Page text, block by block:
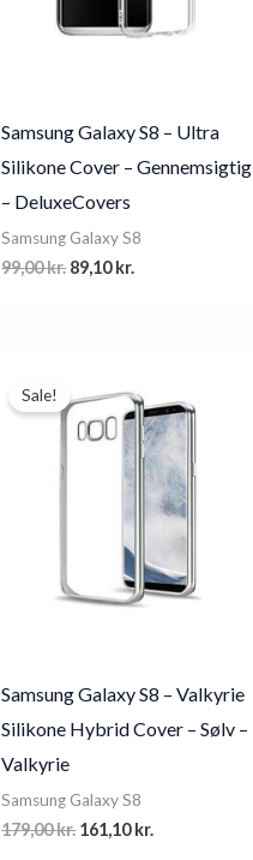
Samsung Galaxy S8 – Ultra
Silikone Cover – Gennemsigtig
– DeluxeCovers
Samsung Galaxy S8
99,00kr. Original
89,10kr.
Sale!
Samsung Galaxy S8 – Valkyrie
Silikone Hybrid Cover – Sølv –
Valkyrie
Samsung Galaxy S8
179,00kr. Original
161,10kr.